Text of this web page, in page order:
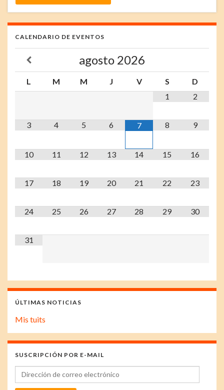
CALENDARIO DE EVENTOS
agosto 2026
L M M J V S
D
1
2
3 4 5 6 7 8 9
10 11 12 13 14 15 16
17 18 19 20 21 22 23
24 25 26 27 28 29 30
31
ÚLTIMAS NOTICIAS
Mis tuits
SUSCRIPCIÓN POR E-MAIL
Dirección de correo electrónico